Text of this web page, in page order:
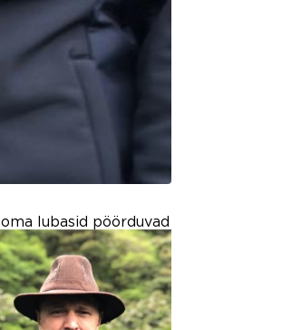
oma lubasid pöörduvad